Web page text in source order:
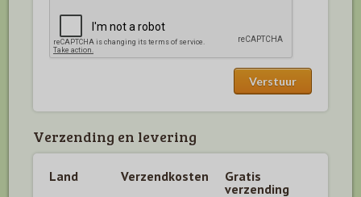
Verzending en levering
Land Verzendkosten
Gratis
verzending